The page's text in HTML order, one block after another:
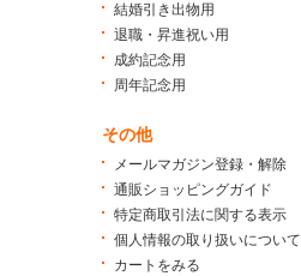
結婚引き出物用
退職・昇進祝い用
成約記念用
周年記念用
その他
メールマガジン登録・解除
通販ショッピングガイド
特定商取引法に関する表示
個人情報の取り扱いについて
カートをみる